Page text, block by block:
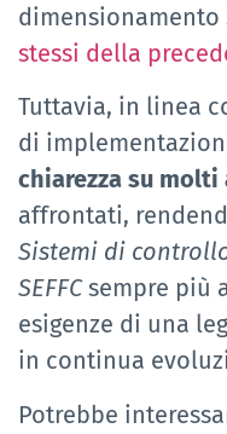
dimensionamento
stessi della
Tuttavia, in linea
di
chiarezza su
affrontati,
Sistemi di
SEFFCsempre più
esigenze di una
in continua
Potrebbe